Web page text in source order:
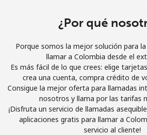
o
Continuar con
¿Por qué
Porque somos la mejor solución para
llamar a Colombia desde el
Es más fácil de lo que crees: elige
crea una cuenta, compra crédito de
Consigue la mejor oferta para llamadas
nosotros y llama por las tarifas
¡Disfruta un servicio de llamadas
aplicaciones gratis para llamar a
servicio al cliente!